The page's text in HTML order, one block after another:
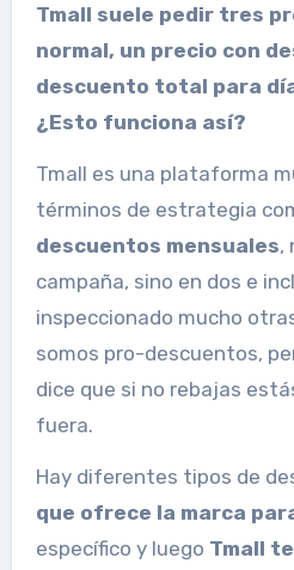
Tmall suele pedir tres
normal, un precio con
descuento total para
¿Esto funciona así?
Tmall es una plataforma
términos de estrategia
descuentos mensuales,
campaña, sino en dos e
inspeccionado mucho
somos pro-descuentos,
dice que si no rebajas
fuera.
Hay diferentes tipos de
que ofrece la marca
específico y luego Tmall